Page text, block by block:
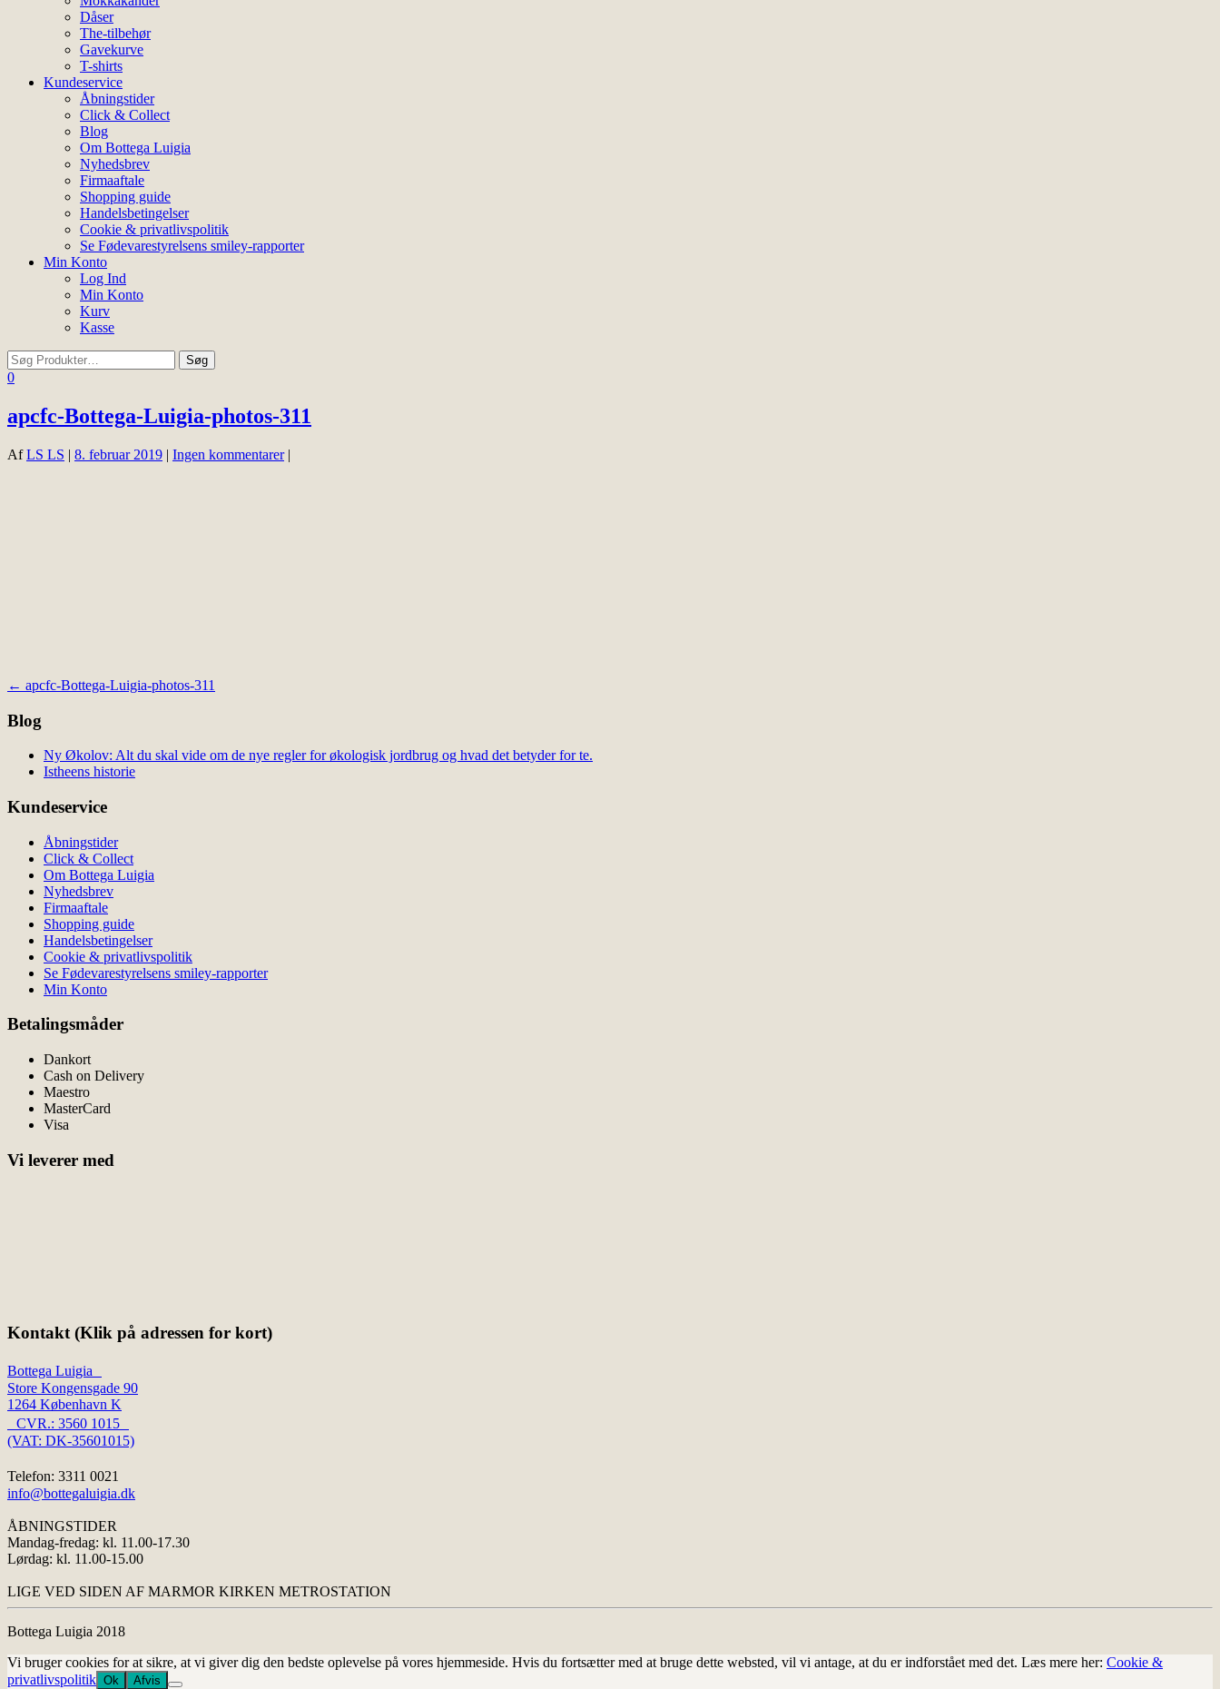
Dåser
The-tilbehør
Gavekurve
T-shirts
Kundeservice
Åbningstider
Click & Collect
Blog
Om Bottega Luigia
Nyhedsbrev
Firmaaftale
Shopping guide
Handelsbetingelser
Cookie & privatlivspolitik
Se Fødevarestyrelsens smiley-rapporter
Min Konto
Log Ind
Min Konto
Kurv
Kasse
0
apcfc-Bottega-Luigia-photos-311
AfLS LS | 8. februar 2019 | Ingen kommentarer|
Indlægsnavigation
← apcfc-Bottega-Luigia-photos-311
Blog
Ny Økolov: Alt du skal vide om de nye regler for økologisk jordbrug og hvad det betyder for te.
Istheens historie
Kundeservice
Åbningstider
Click & Collect
Om Bottega Luigia
Nyhedsbrev
Firmaaftale
Shopping guide
Handelsbetingelser
Cookie & privatlivspolitik
Se Fødevarestyrelsens smiley-rapporter
Min Konto
Betalingsmåder
Dankort
Cash on Delivery
Maestro
MasterCard
Visa
Vi leverer med
Kontakt (Klik på adressen for kort)
Bottega Luigia
Store Kongensgade 90
1264 København K
CVR.: 3560 1015
(VAT: DK-35601015)
Telefon: 3311 0021
info@bottegaluigia.dk
ÅBNINGSTIDER
Mandag-fredag: kl. 11.00-17.30
Lørdag: kl. 11.00-15.00
LIGE VED SIDEN AF MARMOR KIRKEN METROSTATION
Bottega Luigia 2018
Vi bruger cookies for at sikre, at vi giver dig den bedste oplevelse på vores hjemmeside. Hvis du fortsætter med at bruge dette websted, vil vi antage, at du er indforstået med det. Læs mere her: Cookie &
privatlivspolitik Ok Afvis